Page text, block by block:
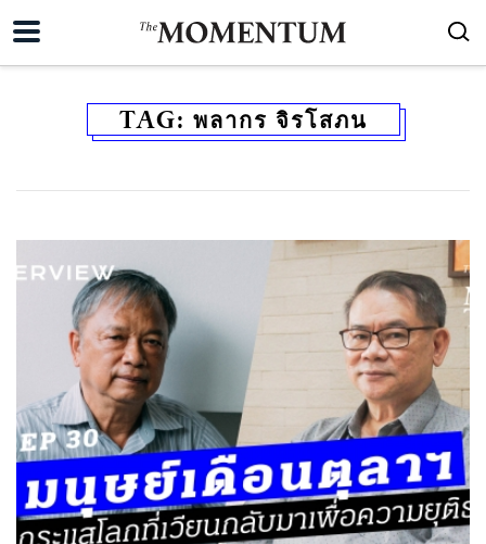
TAG: พลากร จิรโสภน
ค้นหา